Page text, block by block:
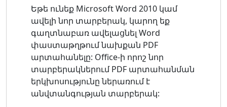
Եթե ​​ունեք Microsoft Word 2010 կամ
ավելի նոր տարբերակ, կարող եք
գաղտնաբառ ավելացնել Word
փաստաթղթում նախքան PDF
արտահանելը: Office-ի որոշ նոր
տարբերակներում PDF արտահանման
երկխոսությունը ներառում է
անվտանգության տարբերակ: